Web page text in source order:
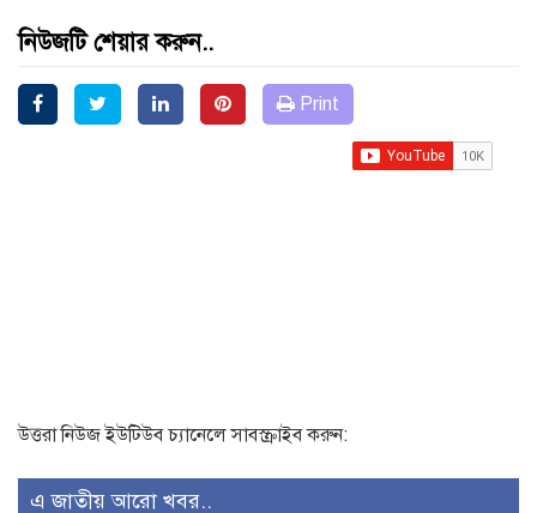
নিউজটি শেয়ার করুন..
Print
উত্তরা নিউজ ইউটিউব চ্যানেলে সাবস্ক্রাইব করুন:
এ জাতীয় আরো খবর..